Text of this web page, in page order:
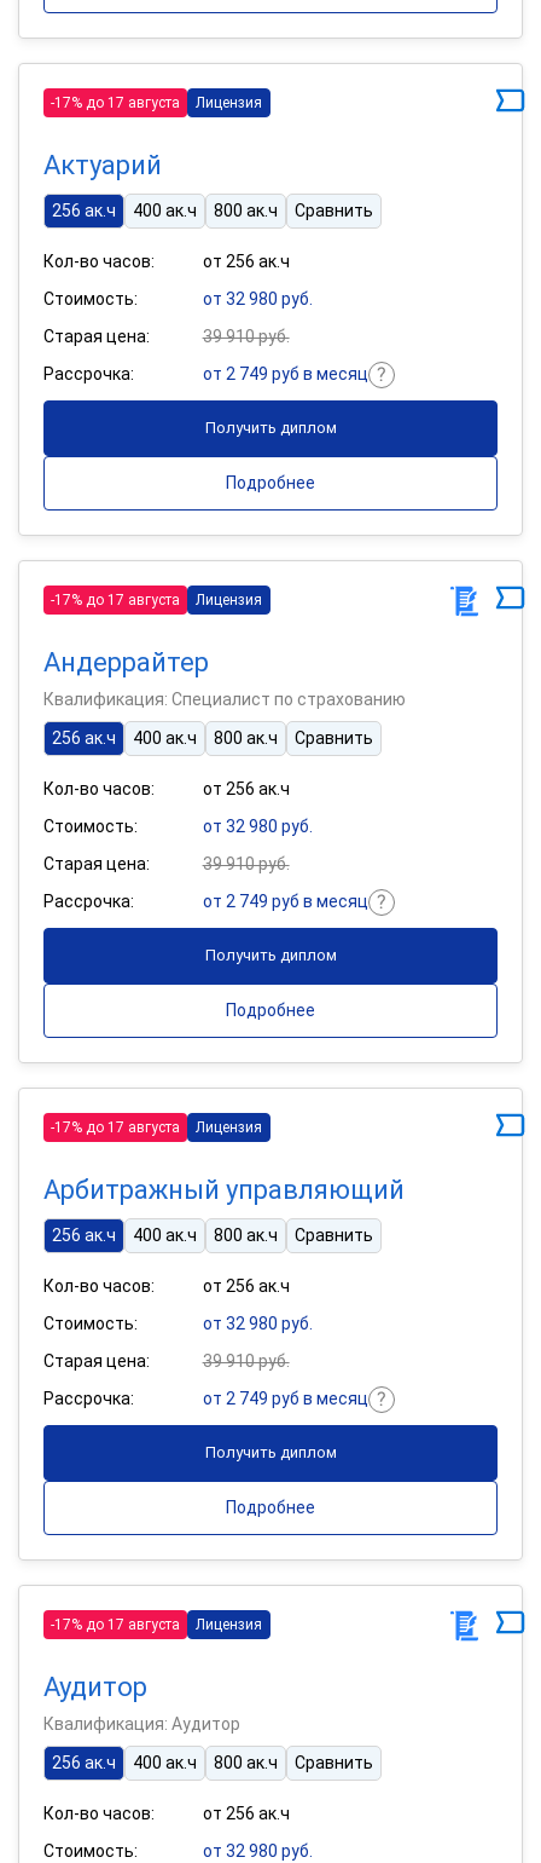
-17% до 17 августа Лицензия
Актуарий
256 ак.ч 400 ак.ч 800 ак.ч Сравнить
Кол-во часов:
от 256 ак.ч
Стоимость:
от 32 980 руб.
Старая цена:
39 910 руб.
Рассрочка:
от 2 749 руб в месяц
Получить диплом
Подробнее
-17% до 17 августа Лицензия
Андеррайтер
Квалификация: Специалист по страхованию
256 ак.ч
400 ак.ч 800 ак.ч Сравнить
Кол-во часов:
от 256 ак.ч
Стоимость:
от 32 980 руб.
Старая цена:
39 910 руб.
Рассрочка:
от 2 749 руб в месяц
Получить диплом
Подробнее
-17% до 17 августа Лицензия
Арбитражный управляющий
256 ак.ч 400 ак.ч 800 ак.ч Сравнить
Кол-во часов:
от 256 ак.ч
Стоимость:
от 32 980 руб.
Старая цена:
39 910 руб.
Рассрочка:
от 2 749 руб в месяц
Получить диплом
Подробнее
-17% до 17 августа Лицензия
Аудитор
Квалификация: Аудитор
256 ак.ч
400 ак.ч 800 ак.ч Сравнить
Кол-во часов:
от 256 ак.ч
Стоимость:
от 32 980 руб.